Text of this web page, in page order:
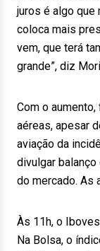
juros é algo que
coloca mais
vem, que terá
grande”, diz
Com o
aéreas, apesar
aviação da
divulgar
do mercado. As
Às 11h, o
Na Bolsa, o